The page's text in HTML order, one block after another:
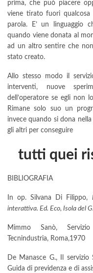
prima, che può piacere
viene tirato fuori
parola. E’ un linguaggio
quando viene donata al
ad un altro sentire che
stato creato.
Allo stesso modo il
interventi, nuove
dell’operatore se egli non
Rimane solo suo un
invece quando si dona
gli altri per conseguire
tutti quei
BIBLIOGRAFIA
In op. Silvana Di Filippo,
interattiva. Ed. Eco, Isola del
Mimmo Sanò,
Tecnindustria, Roma,1970
De Manasce G., Il
Guida di previdenza e di